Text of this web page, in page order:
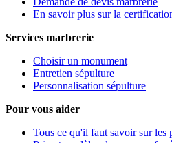
En savoir plus sur la
Services marbrerie
Choisir un monument
Entretien sépulture
Personnalisation sépulture
Pour vous aider
Tous ce qu'il faut savoir sur les